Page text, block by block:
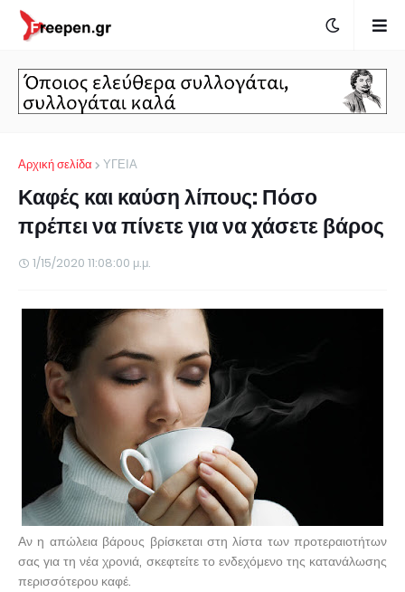
Αρχική σελίδα ΥΓΕΙΑ
Καφές και καύση λίπους: Πόσο
πρέπει να πίνετε για να χάσετε βάρος
1/15/2020 11:08:00 μ.μ.
Αν η απώλεια βάρους βρίσκεται στη λίστα των προτεραιοτήτων
σας για τη νέα χρονιά, σκεφτείτε το ενδεχόμενο της κατανάλωσης
περισσότερου καφέ.